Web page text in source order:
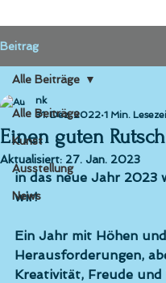
Beitrag
Alle Beiträge
Kunst
Ausstellung
News
Alle Beiträge
Einen guten
nk
31. Dez. 2022 1 Min.
Aktualisiert: 27. Jan. 2023
in das neue Jahr 2023
wir!
Ein Jahr mit Höhen
Herausforderungen,
Kreativität, Freude